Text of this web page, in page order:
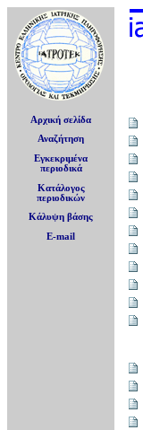
Αρχική σελίδα
Αναζήτηση
Εγκεκριμένα
περιοδικά
Κατάλογος
περιοδικών
Κάλυψη βάσης
E-mail